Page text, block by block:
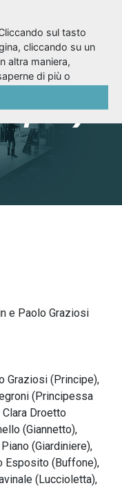
65)
e Paolo Graziosi
Graziosi (Principe),
(Principessa
Droetto
(Giannetto),
(Giardiniere),
Esposito (Buffone),
(Luccioletta),
sul tasto
cliccando su un
altra maniera,
di più o